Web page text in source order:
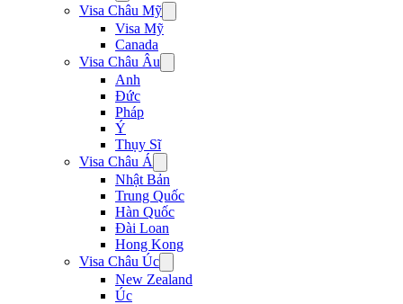
Visa Châu Mỹ
Visa Mỹ
Canada
Visa Châu Âu
Anh
Đức
Pháp
Ý
Thụy Sĩ
Visa Châu Á
Nhật Bản
Trung Quốc
Hàn Quốc
Đài Loan
Hong Kong
Visa Châu Úc
New Zealand
Úc